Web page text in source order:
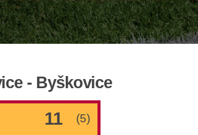
- Byškovice
11 (5)